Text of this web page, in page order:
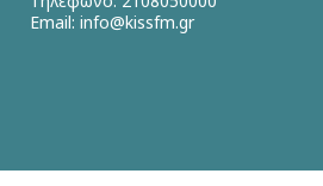
Email: info@kissfm.gr